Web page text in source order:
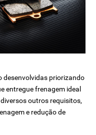
desenvolvidas priorizando
entregue frenagem ideal
outros requisitos,
e redução de